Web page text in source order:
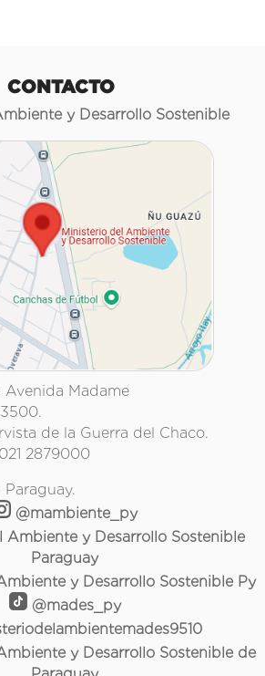
CONTACTO
y Desarrollo Sostenible
Avenida Madame
de la Guerra del Chaco.
2879000
@mambiente_py
y Desarrollo Sostenible
Paraguay
y Desarrollo Sostenible Py
@mades_py
y Desarrollo Sostenible de